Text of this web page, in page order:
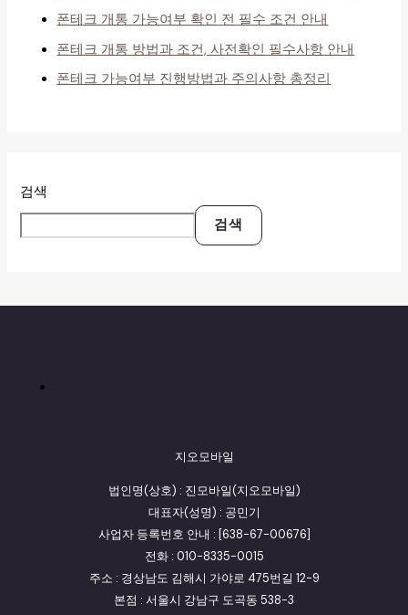
폰테크 개통 가능여부 확인 전 필수 조건 안내
폰테크 개통 방법과 조건, 사전확인 필수사항 안내
폰테크 가능여부 진행방법과 주의사항 총정리
검색
검색
지오모바일
법인명(상호) : 진모바일(지오모바일)
대표자(성명) : 공민기
사업자 등록번호 안내 : [638-67-00676]
전화 : 010-8335-0015
주소 : 경상남도 김해시 가야로 475번길 12-9
본점 : 서울시 강남구 도곡동 538-3